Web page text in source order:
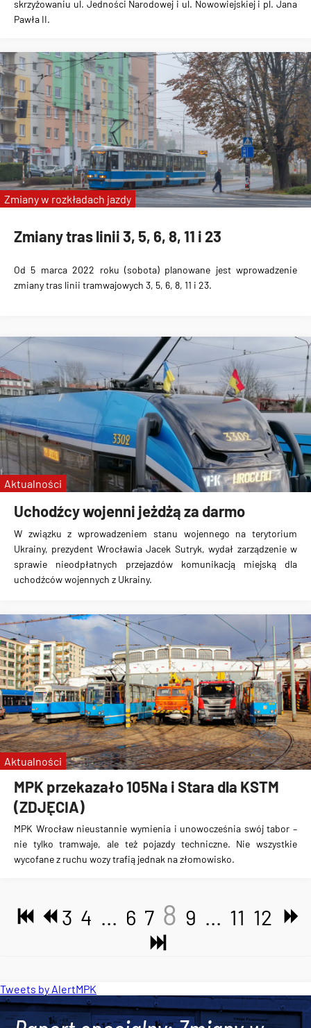
skrzyżowaniu ul. Jedności Narodowej i ul. Nowowiejskiej i pl. Jana
Pawła II.
Zmiany tras linii 3, 5, 6, 8, 11 i 23
Od 5 marca 2022 roku (sobota) planowane jest wprowadzenie
zmiany tras linii tramwajowych 3, 5, 6, 8, 11 i 23.
Zmiany w rozkładach jazdy
Uchodźcy wojenni jeżdżą za darmo
W związku z wprowadzeniem stanu wojennego na terytorium
Ukrainy, prezydent Wrocławia Jacek Sutryk, wydał zarządzenie w
sprawie nieodpłatnych przejazdów komunikacją miejską dla
uchodźców wojennych z Ukrainy.
Aktualności
MPK przekazało 105Na i Stara dla KSTM
(ZDJĘCIA)
MPK Wrocław nieustannie wymienia i unowocześnia swój tabor –
nie tylko tramwaje, ale też pojazdy techniczne. Nie wszystkie
wycofane z ruchu wozy trafią jednak na złomowisko.
Aktualności
3 4 ... 6 7 8 9 ... 11 12
Tweets by AlertMPK